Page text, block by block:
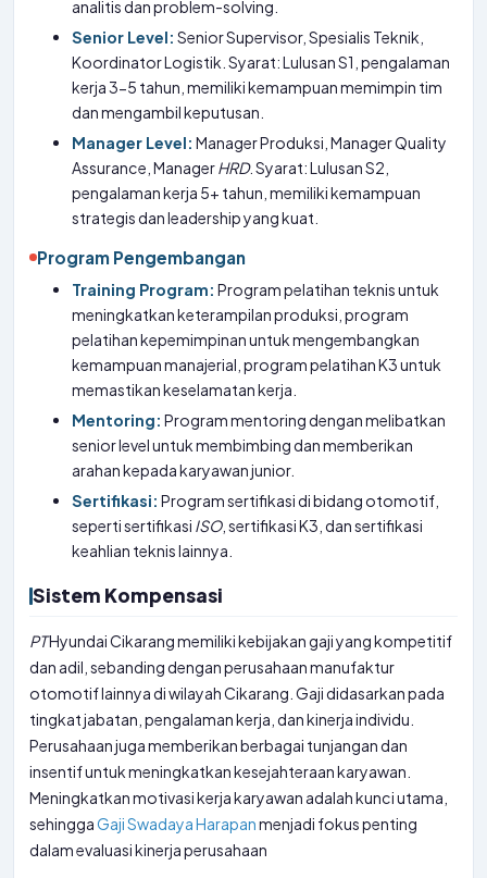
analitis dan problem-solving.
Senior Level: Senior Supervisor, Spesialis Teknik,
Koordinator Logistik. Syarat: Lulusan S1, pengalaman
kerja 3-5 tahun, memiliki kemampuan memimpin tim
dan mengambil keputusan.
Manager Level: Manager Produksi, Manager Quality
Assurance, ManagerHRD. Syarat: Lulusan S2,
pengalaman kerja 5+ tahun, memiliki kemampuan
strategis dan leadership yang kuat.
Program Pengembangan
Training Program: Program pelatihan teknis untuk
meningkatkan keterampilan produksi, program
pelatihan kepemimpinan untuk mengembangkan
kemampuan manajerial, program pelatihan K3 untuk
memastikan keselamatan kerja.
Mentoring: Program mentoring dengan melibatkan
senior level untuk membimbing dan memberikan
arahan kepada karyawan junior.
Sertifikasi: Program sertifikasi di bidang otomotif,
seperti sertifikasi ISO, sertifikasi K3, dan sertifikasi
keahlian teknis lainnya.
Sistem Kompensasi
PTHyundai Cikarang memiliki kebijakan gaji yang kompetitif
dan adil, sebanding dengan perusahaan manufaktur
otomotif lainnya di wilayah Cikarang. Gaji didasarkan pada
tingkat jabatan, pengalaman kerja, dan kinerja individu.
Perusahaan juga memberikan berbagai tunjangan dan
insentif untuk meningkatkan kesejahteraan karyawan.
Meningkatkan motivasi kerja karyawan adalah kunci utama,
sehinggaGaji Swadaya Harapanmenjadi fokus penting
dalam evaluasi kinerja perusahaan